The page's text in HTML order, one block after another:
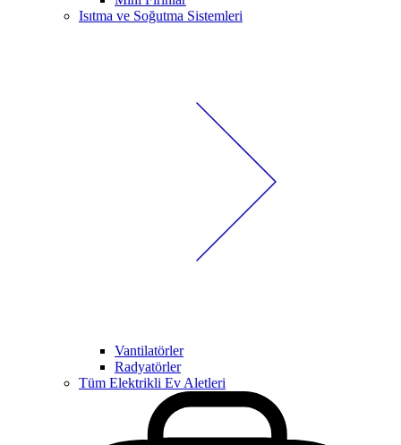
Isıtma ve Soğutma Sistemleri
Vantilatörler
Radyatörler
Tüm Elektrikli Ev Aletleri